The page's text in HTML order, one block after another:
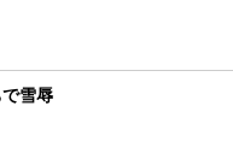
雪辱